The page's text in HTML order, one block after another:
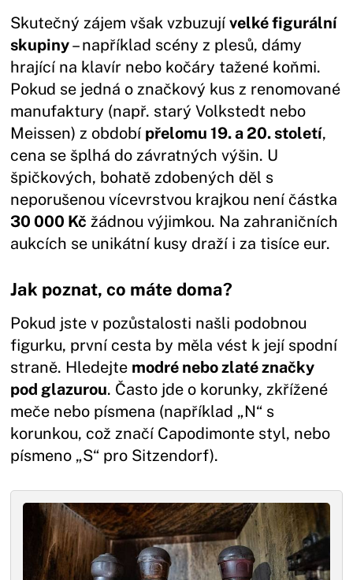
Skutečný zájem však vzbuzujívelké figurální
skupiny– například scény z plesů, dámy
hrající na klavír nebo kočáry tažené koňmi.
Pokud se jedná o značkový kus z renomované
manufaktury (např. starý Volkstedt nebo
Meissen) z období přelomu 19. a 20. století,
cena se šplhá do závratných výšin. U
špičkových, bohatě zdobených děl s
neporušenou vícevrstvou krajkou není částka
30 000 Kč žádnou výjimkou. Na zahraničních
aukcích se unikátní kusy draží i za tisíce eur.
Jak poznat, co máte doma?
Pokud jste v pozůstalosti našli podobnou
figurku, první cesta by měla vést k její spodní
straně. Hledejte modré nebo zlaté značky
pod glazurou. Často jde o korunky, zkřížené
meče nebo písmena (například „N“ s
korunkou, což značí Capodimonte styl, nebo
písmeno „S“ pro Sitzendorf).